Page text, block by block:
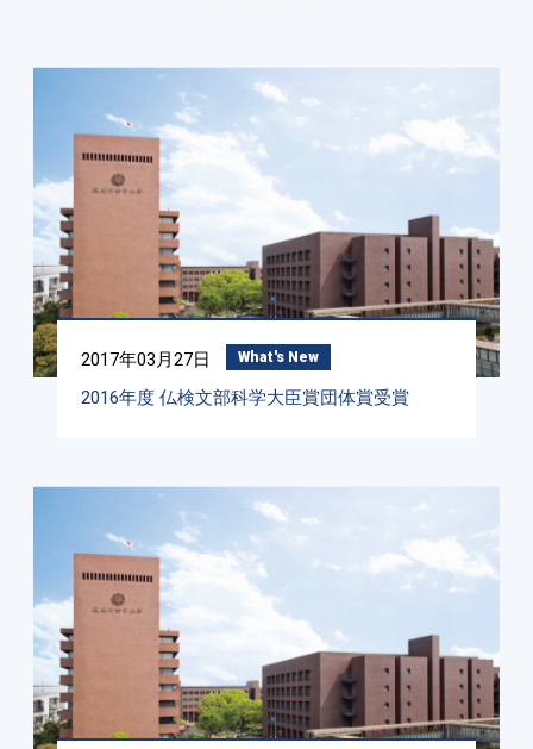
2017年03月27日 What's New
2016年度 仏検文部科学大臣賞団体賞受賞